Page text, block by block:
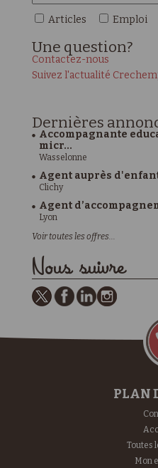
Articles Emploi
Une question?
Contactez-nous
Suivez l'actualité
Dernières
Accompagnante
micr...
Wasselonne
Agent auprès
Clichy
Agent
Lyon
Voir toutes les offres...
Nous suivre
PLAN
Toutes
Mon